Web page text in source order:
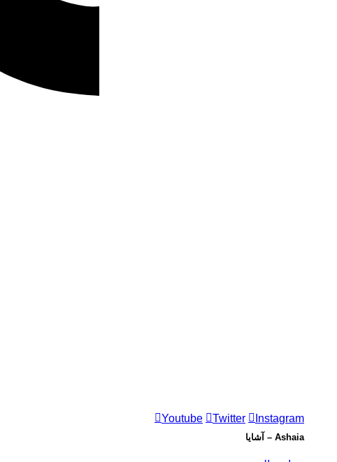
Instagram
Twitter
Youtube
Ashaia – آشايا